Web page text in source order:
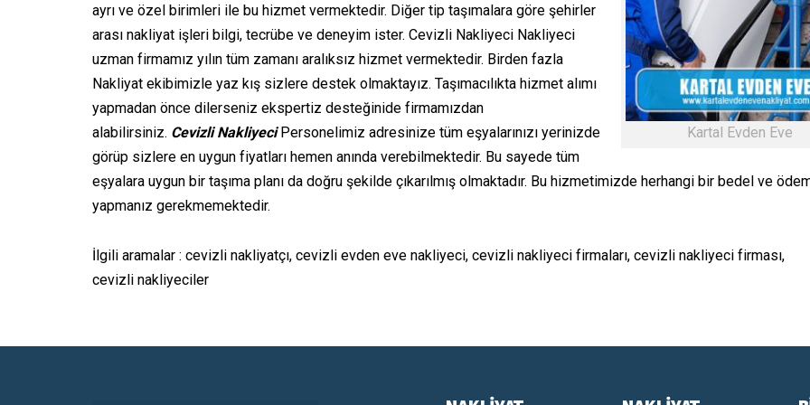
Kartal Evden Eve
ayrı ve özel birimleri ile bu hizmet vermektedir. Diğer tip taşımalara göre şehirler
arası nakliyat işleri bilgi, tecrübe ve deneyim ister. Cevizli Nakliyeci Nakliyeci
uzman firmamız yılın tüm zamanı aralıksız hizmet vermektedir. Birden fazla
Nakliyat ekibimizle yaz kış sizlere destek olmaktayız. Taşımacılıkta hizmet alımı
yapmadan önce dilerseniz ekspertiz desteğinide firmamızdan
alabilirsiniz. Cevizli NakliyeciPersonelimiz adresinize tüm eşyalarınızı yerinizde
görüp sizlere en uygun fiyatları hemen anında verebilmektedir. Bu sayede tüm
eşyalara uygun bir taşıma planı da doğru şekilde çıkarılmış olmaktadır. Bu hizmetimizde herhangi bir bedel ve
yapmanız gerekmemektedir.
İlgili aramalar : cevizli nakliyatçı, cevizli evden eve nakliyeci, cevizli nakliyeci firmaları, cevizli nakliyeci firması,
cevizli nakliyeciler